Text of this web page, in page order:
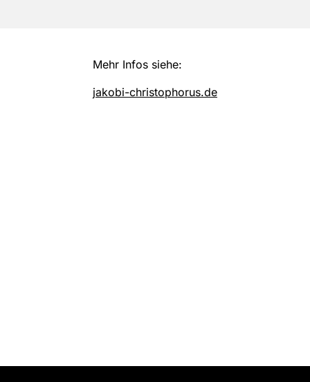
Mehr Infos siehe:
jakobi-christophorus.de